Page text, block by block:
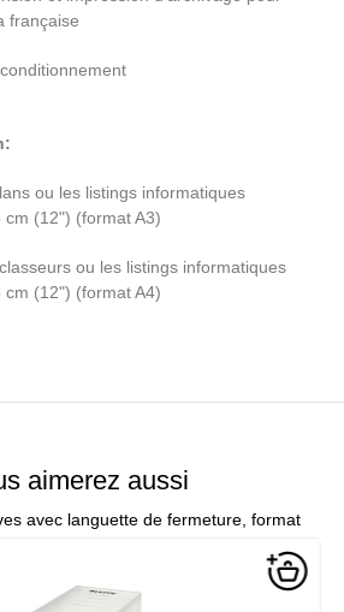
française
ou les listings informatiques
(12") (format A3)
ou les listings informatiques
(12") (format A4)
aimerez aussi
avec languette de fermeture, format